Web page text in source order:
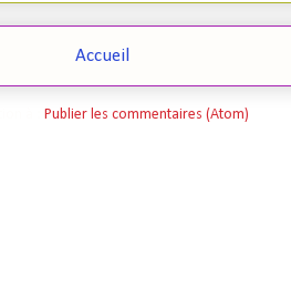
Accueil
Publier les commentaires (Atom)